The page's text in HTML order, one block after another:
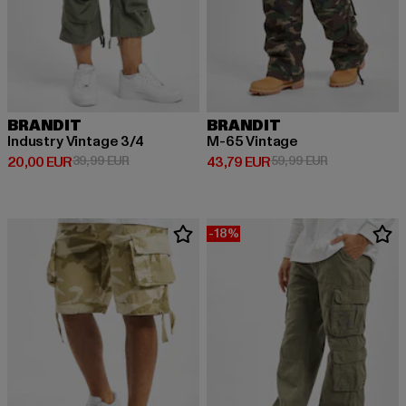
BRANDIT
Industry Vintage 3/4
20,00 EUR
Derzeitiger Preis: 20,00 EUR
39,99 EURAktionspreis: 39,99 EUR
BRANDIT
M-65 Vintage
43,79 EUR
Derzeitiger Preis: 43,79 EUR
59,99 EURAktionspreis:
-18%